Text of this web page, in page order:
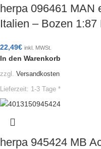
herpa 096461 MAN
Italien – Bozen
22,49€ inkl. MWSt.
In den Warenkorb
zzgl. Versandkosten
Lieferzeit: 1-3 Tage *
herpa 945424 MB